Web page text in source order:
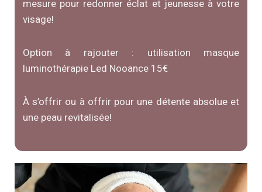
mesure pour redonner éclat et jeunesse à votre
visage!
Option à rajouter : utilisation masque
luminothérapie Led Nooance 15€
À s’offrir ou à offrir pour une détente absolue et
une peau revitalisée!